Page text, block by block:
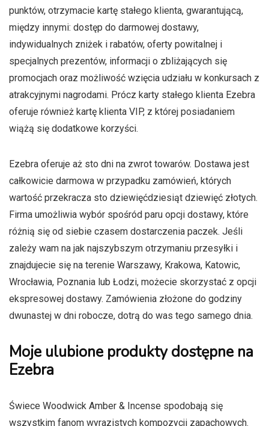
punktów, otrzymacie kartę stałego klienta, gwarantującą,
między innymi: dostęp do darmowej dostawy,
indywidualnych zniżek i rabatów, oferty powitalnej i
specjalnych prezentów, informacji o zbliżających się
promocjach oraz możliwość wzięcia udziału w konkursach z
atrakcyjnymi nagrodami. Prócz karty stałego klienta Ezebra
oferuje również kartę klienta VIP, z której posiadaniem
wiążą się dodatkowe korzyści.
Ezebra oferuje aż sto dni na zwrot towarów. Dostawa jest
całkowicie darmowa w przypadku zamówień, których
wartość przekracza sto dziewięćdziesiąt dziewięć złotych.
Firma umożliwia wybór spośród paru opcji dostawy, które
różnią się od siebie czasem dostarczenia paczek. Jeśli
zależy wam na jak najszybszym otrzymaniu przesyłki i
znajdujecie się na terenie Warszawy, Krakowa, Katowic,
Wrocławia, Poznania lub Łodzi, możecie skorzystać z opcji
ekspresowej dostawy. Zamówienia złożone do godziny
dwunastej w dni robocze, dotrą do was tego samego dnia.
Moje ulubione produkty dostępne na
Ezebra
Świece Woodwick Amber & Incense spodobają się
wszystkim fanom wyrazistych kompozycji zapachowych.